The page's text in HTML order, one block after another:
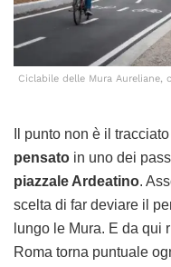
Ciclabile delle Mura
Il punto non è il
pensato in uno dei
piazzale Ardeatino.
scelta di far deviare il
lungo le Mura. E da qui
Roma torna puntuale